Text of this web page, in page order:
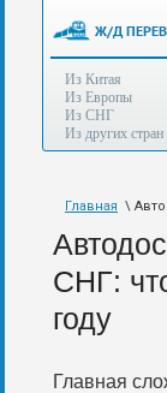
Шереметьево,
Внуково,
также
авиа,
железной
дороге.
Ж/Д
Из Китая
Из Европы
Из СНГ
Из других стран
Главная \
СНГ:
году
Главная